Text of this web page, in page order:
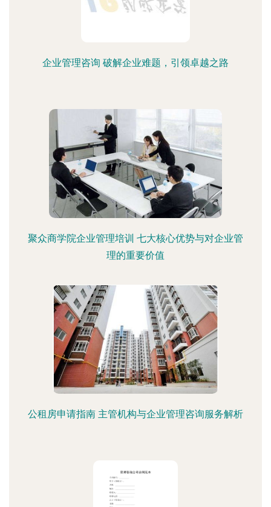
企业管理咨询 破解企业难题，引领卓越之路
聚众商学院企业管理培训 七大核心优势与对企业管
理的重要价值
公租房申请指南 主管机构与企业管理咨询服务解析